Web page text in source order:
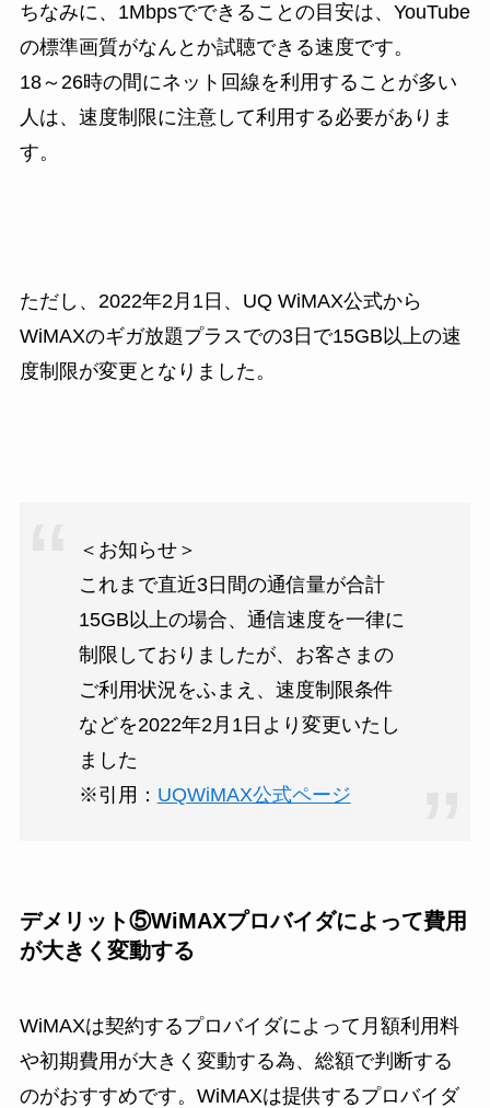
ちなみに、1Mbpsでできることの目安は、YouTube
の標準画質がなんとか試聴できる速度です。
18～26時の間にネット回線を利用することが多い
人は、速度制限に注意して利用する必要がありま
す。
ただし、2022年2月1日、UQ WiMAX公式から
WiMAXのギガ放題プラスでの3日で15GB以上の速
度制限が変更となりました。
＜お知らせ＞
これまで直近3日間の通信量が合計
15GB以上の場合、通信速度を一律に
制限しておりましたが、お客さまの
ご利用状況をふまえ、速度制限条件
などを2022年2月1日より変更いたし
ました
※引用： UQWiMAX公式ページ
デメリット⑤WiMAXプロバイダによって費用
が大きく変動する
WiMAXは契約するプロバイダによって月額利用料
や初期費用が大きく変動する為、総額で判断する
のがおすすめです。WiMAXは提供するプロバイダ